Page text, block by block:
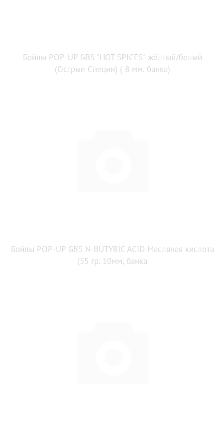
Бойлы POP-UP GBS "HOT SPICES" жёлтый/белый
(Острые Специи) ( 8 мм, банка)
Бойлы POP-UP GBS N-BUTYRIC ACID Масляная кислота
(55 гр. 10мм, банка